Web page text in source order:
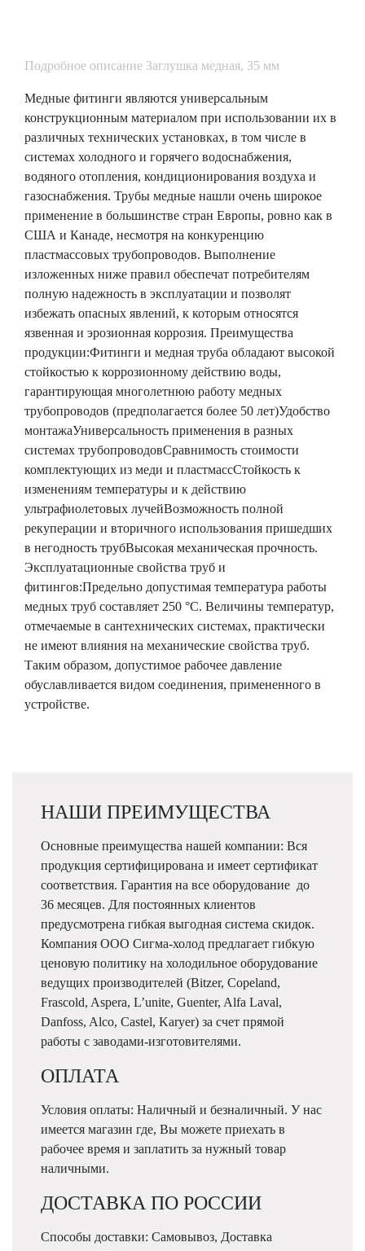
Подробное описание Заглушка медная, 35 мм
Медные фитинги являются универсальным
конструкционным материалом при использовании их в
различных технических установках, в том числе в
системах холодного и горячего водоснабжения,
водяного отопления, кондиционирования воздуха и
газоснабжения. Трубы медные нашли очень широкое
применение в большинстве стран Европы, ровно как в
США и Канаде, несмотря на конкуренцию
пластмассовых трубопроводов. Выполнение
изложенных ниже правил обеспечат потребителям
полную надежность в эксплуатации и позволят
избежать опасных явлений, к которым относятся
язвенная и эрозионная коррозия. Преимущества
продукции:Фитинги и медная труба обладают высокой
стойкостью к коррозионному действию воды,
гарантирующая многолетнюю работу медных
трубопроводов (предполагается более 50 лет)Удобство
монтажаУниверсальность применения в разных
системах трубопроводовСравнимость стоимости
комплектующих из меди и пластмассСтойкость к
изменениям температуры и к действию
ультрафиолетовых лучейВозможность полной
рекуперации и вторичного использования пришедших
в негодность трубВысокая механическая прочность.
Эксплуатационные свойства труб и
фитингов:Предельно допустимая температура работы
медных труб составляет 250 °С. Величины температур,
отмечаемые в сантехнических системах, практически
не имеют влияния на механические свойства труб.
Таким образом, допустимое рабочее давление
обуславливается видом соединения, примененного в
устройстве.
НАШИ ПРЕИМУЩЕСТВА
Основные преимущества нашей компании: Вся
продукция сертифицирована и имеет сертификат
соответствия. Гарантия на все оборудование до
36 месяцев. Для постоянных клиентов
предусмотрена гибкая выгодная система скидок.
Компания ООО Сигма-холод предлагает гибкую
ценовую политику на холодильное оборудование
ведущих производителей (Bitzer, Copeland,
Frascold, Aspera, L’unite, Guenter, Alfa Laval,
Danfoss, Alco, Castel, Karyer) за счет прямой
работы с заводами-изготовителями.
ОПЛАТА
Условия оплаты: Наличный и безналичный. У нас
имеется магазин где, Вы можете приехать в
рабочее время и заплатить за нужный товар
наличными.
ДОСТАВКА ПО РОССИИ
Способы доставки: Самовывоз, Доставка